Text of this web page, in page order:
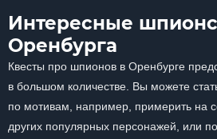
Интересные
Оренбурга
Квесты про шпионов в Оренбурге
в большом количестве. Вы можете
по мотивам, например, примерить на
других популярных персонажей, или